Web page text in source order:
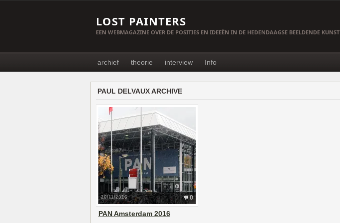
LOST PAINTERS
EEN WEBMAGAZINE OVER DE POSITIES EN IDEEËN IN DE HEDENDAAGSE BEELDENDE KUNST
archief theorie interview Info
PAUL DELVAUX ARCHIVE
0
20/11/2016
PAN Amsterdam 2016